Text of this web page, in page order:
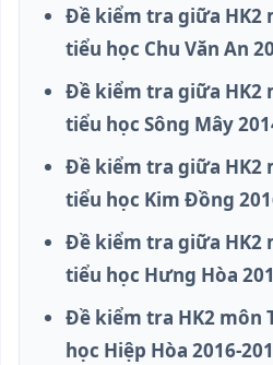
Đề kiểm tra giữa HK2
tiểu học Chu Văn An
Đề kiểm tra giữa HK2
tiểu học Sông Mây
Đề kiểm tra giữa HK2
tiểu học Kim Đồng
Đề kiểm tra giữa HK2
tiểu học Hưng Hòa
Đề kiểm tra HK2 môn
học Hiệp Hòa 2016-